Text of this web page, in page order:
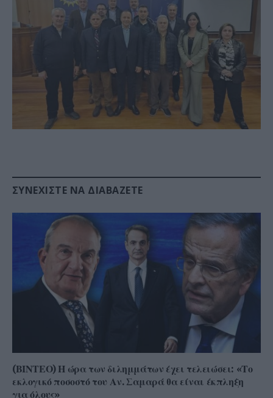
ΣΥΝΕΧΊΣΤΕ ΝΑ ΔΙΑΒΆΖΕΤΕ
(ΒΙΝΤΕΟ) Η ώρα των διλημμάτων έχει τελειώσει: «Το
εκλογικό ποσοστό του Αν. Σαμαρά θα είναι έκπληξη
για όλους»